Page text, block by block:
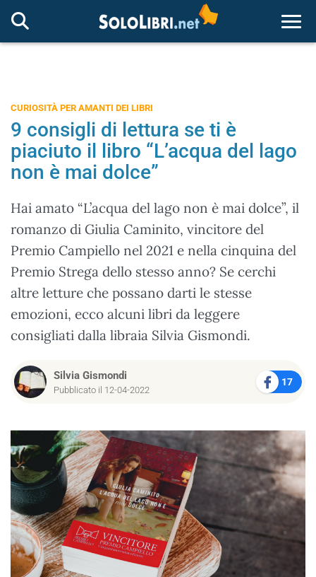
CURIOSITÀ PER AMANTI DEI LIBRI
9 consigli di lettura se ti è
piaciuto il libro “L’acqua del lago
non è mai dolce”
Hai amato “L’acqua del lago non è mai dolce”, il
romanzo di Giulia Caminito, vincitore del
Premio Campiello nel 2021 e nella cinquina del
Premio Strega dello stesso anno? Se cerchi
altre letture che possano darti le stesse
emozioni, ecco alcuni libri da leggere
consigliati dalla libraia Silvia Gismondi.
Silvia Gismondi
Pubblicato il 12-04-2022
17